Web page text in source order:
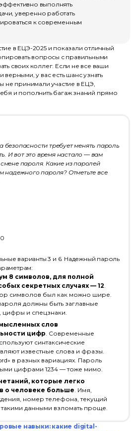
выполнять
уверенно работать
к современным
в ЕЦЭ-2025 и показали отличный
вопросы с правильными
своих коллег. Если не все ваши
верными, у вас есть шанс узнать
не принимали участие в ЕЦЭ,
и пополнить багаж знаний прямо
требует менять пароль
И вот это время настало — вам
пароля. Какие из паролей
надежного пароля? Отметьте все
варианты 3 и 6. Надежный пароль
8 символов, для полной
секретных случаях — 12.
символов был как можно шире.
должны быть заглавные
цифры и спецзнаки.
слов
цифр. Современные
синтаксические
известные слова и фразы.
в разных вариациях. Пароль
цифрами 1234 — тоже мимо.
которые легко
о человеке больше. Имя,
номер телефона, текущий
данными взломать проще.
навыки: какие digital-